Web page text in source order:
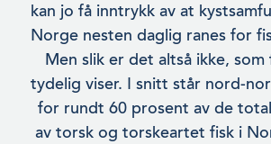
kan jo få inntrykk av at
Norge nesten daglig ranes for
Men slik er det altså ikke,
tydelig viser. I snitt står nord-
for rundt 60 prosent av de
av torsk og torskeartet fisk i